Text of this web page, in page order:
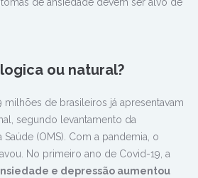
ou natural?
milhões de brasileiros já apresentavam
segundo levantamento da
(OMS). Com a pandemia, o
No primeiro ano de Covid-19, a
e depressão aumentou